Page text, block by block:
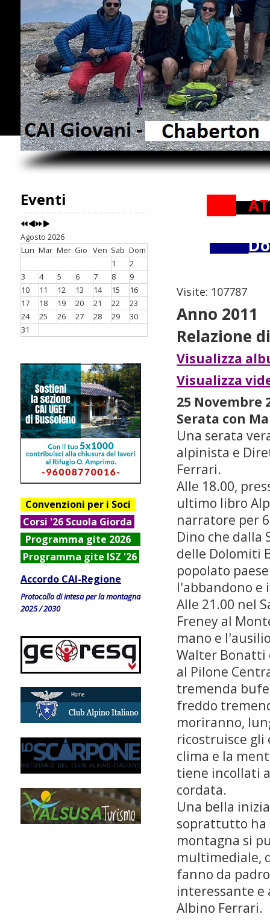
Eventi
Agosto 2026
Lun Mar Mer Gio Ven Sab Dom
1
2
3
4 5 6 7 8
9
10
11 12 13 14 15
16
17
18 19 20 21 22
23
24
25 26 27 28 29
30
31
Convenzioni per i Soci
Corsi '26 Scuola Giorda
Programma gite 2026
Programma gite ISZ '26
Accordo CAI-Regione
Protocollo di intesa per la montagna
2025 / 2030
Visite: 107787
Anno 2011
Relazione
Visualizza
Visualizza
25 Novembre
Serata con
Una serata
alpinista e
Ferrari.
Alle 18.00,
ultimo libro
narratore per
Dino che dalla
delle Dolomiti
popolato
l'abbandono e
Alle 21.00 nel
Freney al
mano e
Walter
al Pilone
tremenda
freddo
moriranno,
ricostruisce gli
clima e la
tiene incollati
cordata.
Una bella
soprattutto ha
montagna si
multimediale,
fanno da
interessante e
Albino Ferrari.